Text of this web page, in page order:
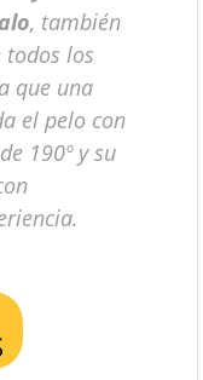
, también
todos los
que una
el pelo con
190º y su